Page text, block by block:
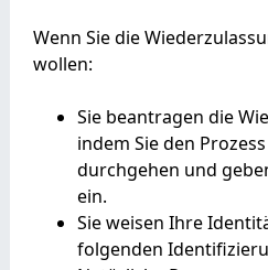
Wenn Sie die
wollen:
Sie beantragen die
indem Sie den
durchgehen und
ein.
Sie weisen Ihre
folgenden